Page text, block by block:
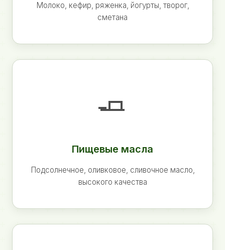
Молоко, кефир, ряженка, йогурты, творог,
сметана
🧈
Пищевые масла
Подсолнечное, оливковое, сливочное масло,
высокого качества